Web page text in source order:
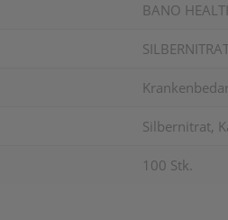
BANO
Silbernitrat,
100 Stk.